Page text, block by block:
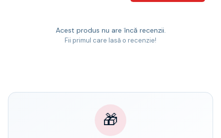
Acest produs nu are încă recenzii.
Fii primul care lasă o recenzie!
🎁